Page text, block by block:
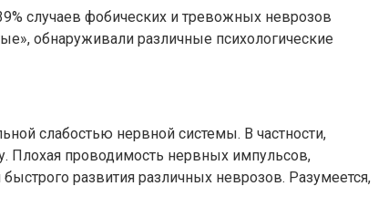
случаев фобических и тревожных неврозов
обнаруживали различные психологические
слабостью нервной системы. В частности,
проводимость нервных импульсов,
развития различных неврозов. Разумеется,